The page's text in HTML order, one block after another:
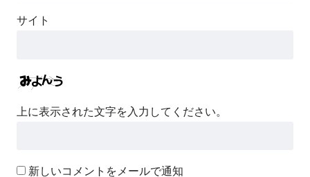
サイト
上に表示された文字を入力してください。
新しいコメントをメールで通知